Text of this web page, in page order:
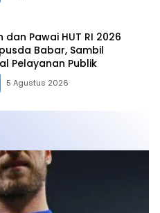
Pawai HUT RI 2026
Babar, Sambil
Pelayanan Publik
5 Agustus 2026